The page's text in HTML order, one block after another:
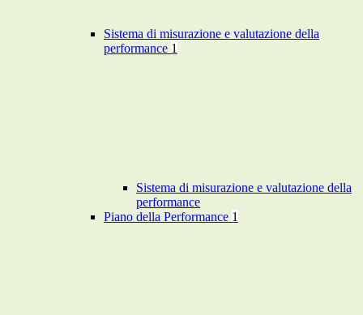
Sistema di misurazione e valutazione della
performance 1
Sistema di misurazione e valutazione della
performance
Piano della Performance 1